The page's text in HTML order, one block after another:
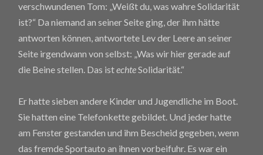
verschwundenen Tom: „Weißt du, was wahre Solidarität
ist?“ Da niemand an seiner Seite ging, der ihm hätte
antworten können, antwortete Lev der Leere an seiner
Seite irgendwann von selbst: „Was wir hier gerade auf
die Beine stellen. Das istechteSolidarität.“
Er hatte sieben andere Kinder und Jugendliche im Boot.
Sie hatten eine Telefonkette gebildet. Und jeder hatte
am Fenster gestanden und ihm Bescheid gegeben, wenn
das fremde Sportauto an ihnen vorbeifuhr. Es war ein